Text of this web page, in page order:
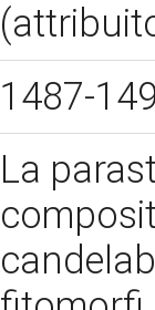
1487-
La